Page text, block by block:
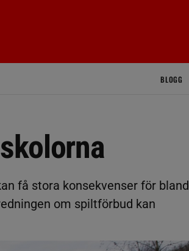
BLOGG
få stora konsekvenser för bland
om spiltförbud kan